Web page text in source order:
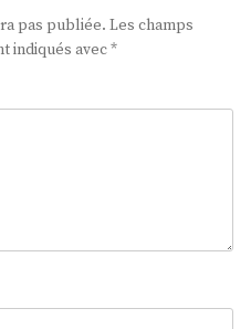
pas publiée. Les champs
indiqués avec*